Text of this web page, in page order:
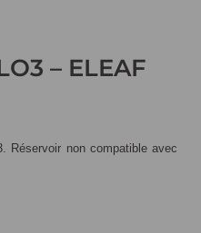
– ELEAF
Réservoir non compatible avec